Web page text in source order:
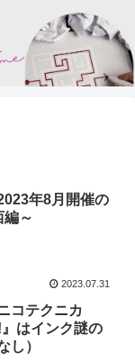
年8月開催の
編～
2023.07.31
コテクニカ
はインク謎の
し）